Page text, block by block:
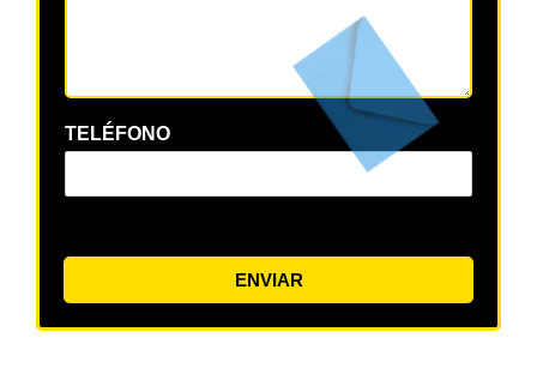
TELÉFONO
ENVIAR